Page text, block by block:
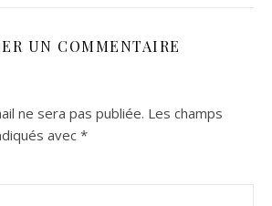
UN COMMENTAIRE
ne sera pas publiée. Les champs
avec *